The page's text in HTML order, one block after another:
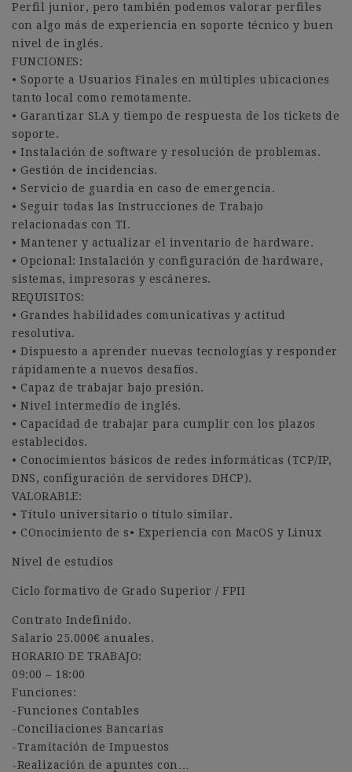
Perfil junior, pero también podemos valorar perfiles
con algo más de experiencia en soporte técnico y buen
nivel de inglés.
FUNCIONES:
• Soporte a Usuarios Finales en múltiples ubicaciones
tanto local como remotamente.
• Garantizar SLA y tiempo de respuesta de los tickets de
soporte.
• Instalación de software y resolución de problemas.
• Gestión de incidencias.
• Servicio de guardia en caso de emergencia.
• Seguir todas las Instrucciones de Trabajo
relacionadas con TI.
• Mantener y actualizar el inventario de hardware.
• Opcional: Instalación y configuración de hardware,
sistemas, impresoras y escáneres.
REQUISITOS:
• Grandes habilidades comunicativas y actitud
resolutiva.
• Dispuesto a aprender nuevas tecnologías y responder
rápidamente a nuevos desafíos.
• Capaz de trabajar bajo presión.
• Nivel intermedio de inglés.
• Capacidad de trabajar para cumplir con los plazos
establecidos.
• Conocimientos básicos de redes informáticas (TCP/IP,
DNS, configuración de servidores DHCP).
VALORABLE:
• Título universitario o título similar.
• COnocimiento de s• Experiencia con MacOS y Linux
Nivel de estudios
Ciclo formativo de Grado Superior / FPII
Contrato Indefinido.
Salario 25.000€ anuales.
HORARIO DE TRABAJO:
09:00 – 18:00
Funciones:
-Funciones Contables
-Conciliaciones Bancarias
-Tramitación de Impuestos
-Realización de apuntes con…